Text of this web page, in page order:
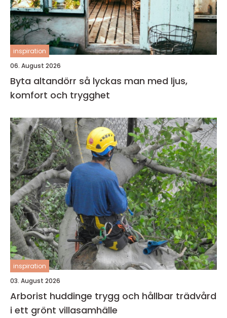
inspiration
06. August 2026
Byta altandörr så lyckas man med ljus,
komfort och trygghet
inspiration
03. August 2026
Arborist huddinge trygg och hållbar trädvård
i ett grönt villasamhälle